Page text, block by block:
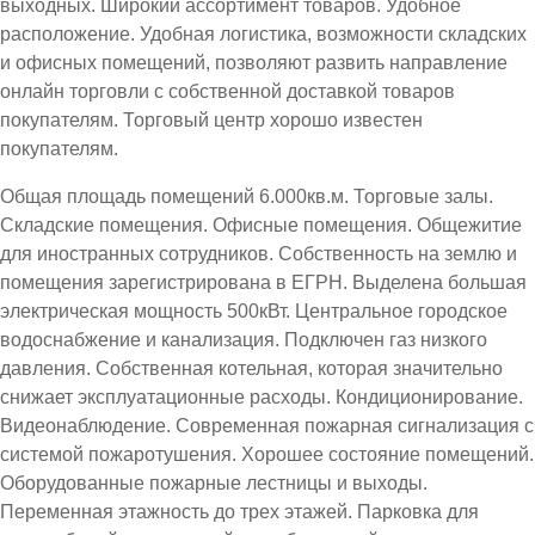
выходных. Широкий ассортимент товаров. Удобное
расположение. Удобная логистика, возможности складских
и офисных помещений, позволяют развить направление
онлайн торговли с собственной доставкой товаров
покупателям. Торговый центр хорошо известен
покупателям.
Общая площадь помещений 6.000кв.м. Торговые залы.
Складские помещения. Офисные помещения. Общежитие
для иностранных сотрудников. Собственность на землю и
помещения зарегистрирована в ЕГРН. Выделена большая
электрическая мощность 500кВт. Центральное городское
водоснабжение и канализация. Подключен газ низкого
давления. Собственная котельная, которая значительно
снижает эксплуатационные расходы. Кондиционирование.
Видеонаблюдение. Современная пожарная сигнализация с
системой пожаротушения. Хорошее состояние помещений.
Оборудованные пожарные лестницы и выходы.
Переменная этажность до трех этажей. Парковка для